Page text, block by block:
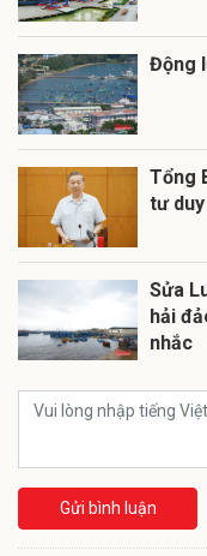
Động
Tổng
tư
Sửa
hải
nhắc
Gửi bình luận